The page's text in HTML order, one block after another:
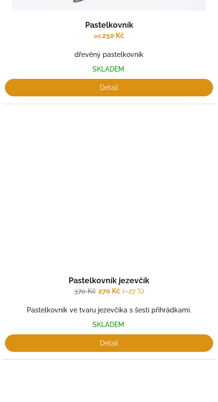
Pastelkovník
od 250 Kč
dřevěný pastelkovník
SKLADEM
Detail
Pastelkovník jezevčík
370 Kč 270 Kč (–27 %)
Pastelkovník ve tvaru jezevčíka s šesti přihrádkami.
SKLADEM
Detail